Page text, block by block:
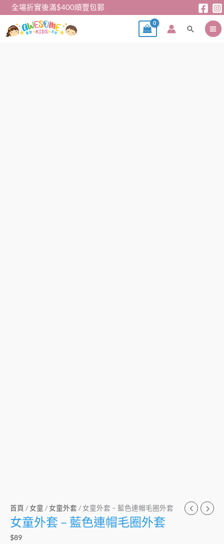
全場折實後滿$400順豐包郵
搜
首頁 /女童 /女童外套 / 女童外套 – 藍色連帽毛圈外套
女童外套 – 藍色連帽毛圈外套
$89